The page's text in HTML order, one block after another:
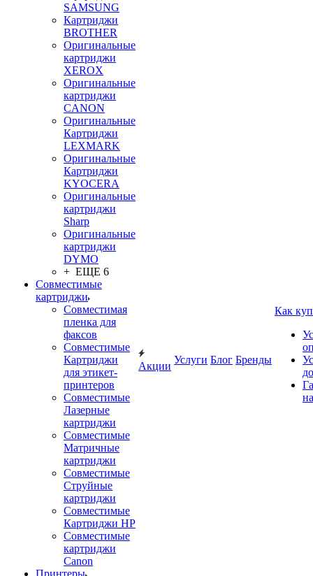
SAMSUNG
Картриджи
BROTHER
Оригинальные
картриджи
XEROX
Оригинальные
картриджи
CANON
Оригинальные
Картриджи
LEXMARK
Оригинальные
Картриджи
KYOCERA
Оригинальные
картриджи
Sharp
Оригинальные
картриджи
DYMO
+ ЕЩЕ 6
Совместимые
картриджи
Совместимая
пленка для
факсов
Совместимые
Картриджи
для этикет-
принтеров
Совместимые
Лазерные
картриджи
Совместимые
Матричные
картриджи
Совместимые
Струйные
картриджи
Совместимые
Картриджи HP
Совместимые
картриджи
Canon
Принтеры
Акции
Услуги Блог Бренды
Как